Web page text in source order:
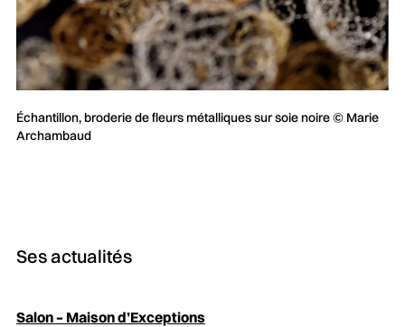
Échantillon, broderie de fleurs métalliques sur soie noire © Marie
Archambaud
Ses actualités
Salon – Maison d’Exceptions